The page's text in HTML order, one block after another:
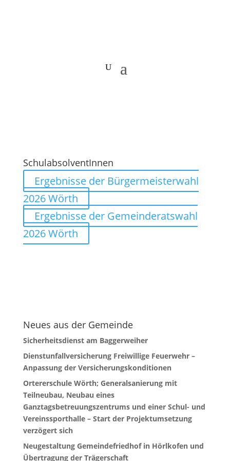
SchulabsolventInnen
Ergebnisse der Bürgermeisterwahl
2026 Wörth
Ergebnisse der Gemeinderatswahl
2026 Wörth
Neues aus der Gemeinde
Sicherheitsdienst am Baggerweiher
Dienstunfallversicherung Freiwillige Feuerwehr –
Anpassung der Versicherungskonditionen
Ortererschule Wörth; Generalsanierung mit
Teilneubau, Neubau eines
Ganztagsbetreuungszentrums und einer Schul- und
Vereinssporthalle – Start der Projektumsetzung
verzögert sich
Neugestaltung Gemeindefriedhof in Hörlkofen und
Übertragung der Trägerschaft